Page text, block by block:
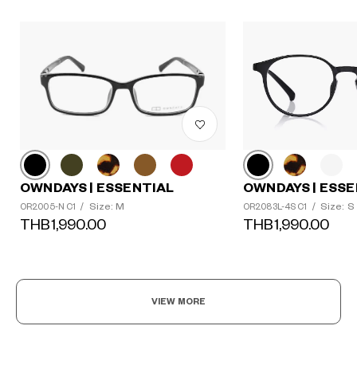
OWNDAYS | ESSENTIAL
OR2005-N C1 / Size: M
THB1,990.00
OWNDAYS |
OR2083L-4S C1 / Size: S
THB1,990.00
VIEW MORE
?
+¥0